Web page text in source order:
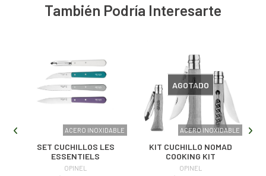
También Podría Interesarte
ACERO INOXIDABLE
SET CUCHILLOS LES
ESSENTIELS
OPINEL
ACERO INOXIDABLE
AGOTADO
KIT CUCHILLO NOMAD
COOKING KIT
OPINEL